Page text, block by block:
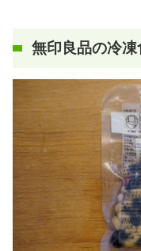
無印良品の冷